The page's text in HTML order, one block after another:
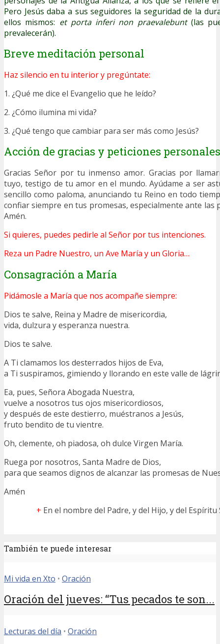
Pero Jesús daba a sus seguidores la seguridad de la
ellos mismos: et porta inferi non praevalebunt(las
prevalecerán).
Breve meditación personal
Haz silencio en tu interior y pregúntate:
1. ¿Qué me dice el Evangelio que he leído?
2. ¿Cómo ilumina mi vida?
3. ¿Qué tengo que cambiar para ser más como Jesús?
Acción de gracias y peticiones personales
Gracias Señor por tu inmenso amor. Gracias por
tuyo, testigo de tu amor en el mundo. Ayúdame a ser
sencillo como paloma, anunciando tu Reino en todo
confiar siempre en tus promesas, especialmente ante las
Amén.
Si quieres, puedes pedirle al Señor por tus intenciones.
Reza un Padre Nuestro, un Ave María y un Gloria…
Consagración a María
Pidámosle a María que nos acompañe siempre:
Dios te salve, Reina y Madre de misericordia,
vida, dulzura y esperanza nuestra.
Dios te salve.
A Ti clamamos los desterrados hijos de Eva,
a Ti suspiramos, gimiendo y llorando en este valle de
Ea, pues, Señora Abogada Nuestra,
vuelve a nosotros tus ojos misericordiosos,
y después de este destierro, muéstranos a Jesús,
fruto bendito de tu vientre.
Oh, clemente, oh piadosa, oh dulce Virgen María.
Ruega por nosotros, Santa Madre de Dios,
para que seamos dignos de alcanzar las promesas de
Amén
+ En el nombre del Padre, y del Hijo, y del Espíritu
También te puede interesar
Mi vida en Xto • Oración
Oración del jueves: “Tus pecados te son...
Lecturas del día • Oración